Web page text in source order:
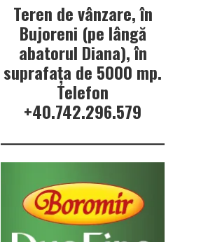
Teren de vânzare, în
Bujoreni (pe lângă
abatorul Diana), în
suprafața de 5000 mp.
Telefon
+40.742.296.579